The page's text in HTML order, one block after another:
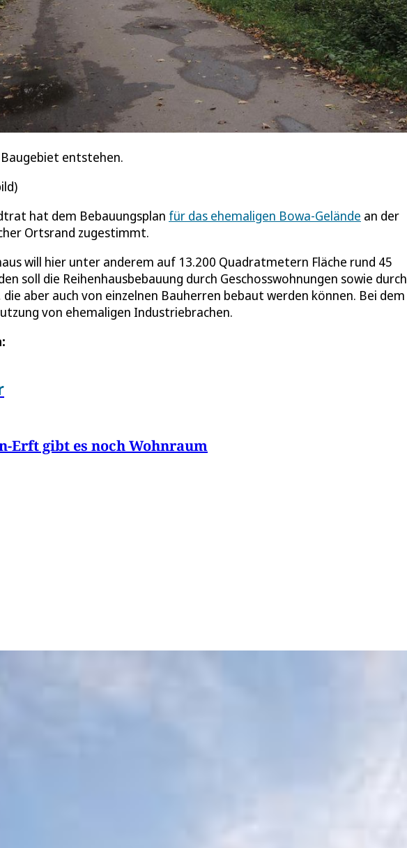
entstehen.
hat dem Bebauungsplan für das ehemaligen Bowa-Gelände an der
Ortsrand zugestimmt.
will hier unter anderem auf 13.200 Quadratmetern Fläche rund 45
soll die Reihenhausbebauung durch Geschosswohnungen sowie durch
die aber auch von einzelnen Bauherren bebaut werden können. Bei dem
von ehemaligen Industriebrachen.
Erft gibt es noch Wohnraum